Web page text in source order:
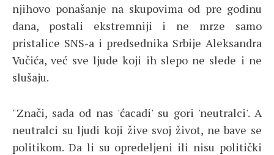
njihovo ponašanje na skupovima od pre godinu
dana, postali ekstremniji i ne mrze samo
pristalice SNS-a i predsednika Srbije Aleksandra
Vučića, već sve ljude koji ih slepo ne slede i ne
slušaju.
"Znači, sada od nas 'ćacadi' su gori 'neutralci'. A
neutralci su ljudi koji žive svoj život, ne bave se
politikom. Da li su opredeljeni ili nisu politički